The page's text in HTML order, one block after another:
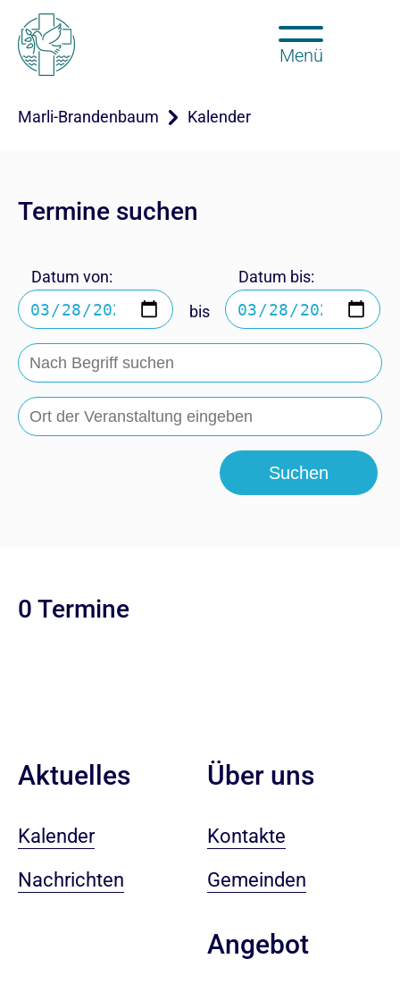
Menü
Marli-Brandenbaum Kalender
Termine suchen
Datum von:
bis
Datum bis:
Suchen
0 Termine
Aktuelles
Kalender
Nachrichten
Über uns
Kontakte
Gemeinden
Angebot